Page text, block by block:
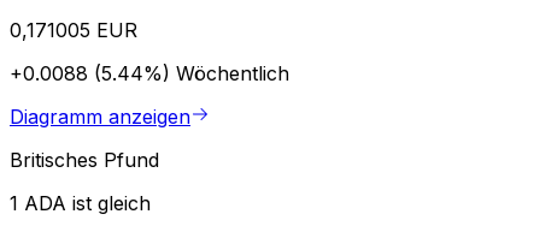
0,171005 EUR
+0.0088 (5.44%) Wöchentlich
Diagramm anzeigen
Britisches Pfund
1 ADA ist gleich